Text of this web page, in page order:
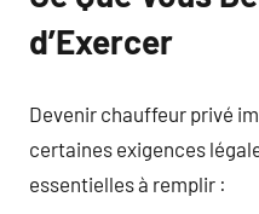
d’Exercer
Devenir chauffeur privé
certaines exigences
essentielles à remplir :